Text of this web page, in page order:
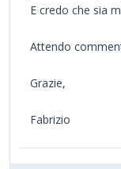
E credo che sia
Attendo
Grazie,
Fabrizio